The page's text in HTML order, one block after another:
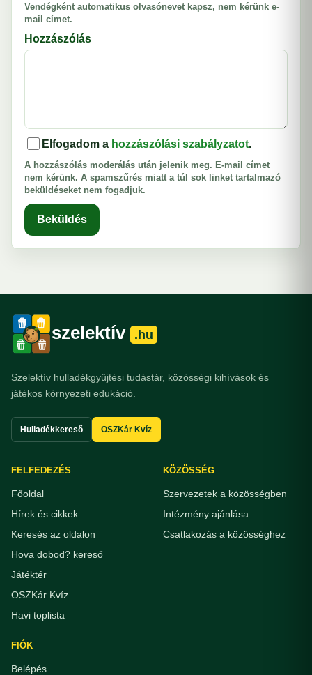
Vendégként automatikus olvasónevet kapsz, nem kérünk e-
mail címet.
Hozzászólás
Elfogadom a hozzászólási szabályzatot.
A hozzászólás moderálás után jelenik meg. E-mail címet
nem kérünk. A spamszűrés miatt a túl sok linket tartalmazó
beküldéseket nem fogadjuk.
Beküldés
szelektív .hu
Szelektív hulladékgyűjtési tudástár, közösségi kihívások és
játékos környezeti edukáció.
Hulladékkereső OSZKár Kvíz
FELFEDEZÉS
Főoldal
Hírek és cikkek
Keresés az oldalon
Hova dobod? kereső
Játéktér
OSZKár Kvíz
Havi toplista
KÖZÖSSÉG
Szervezetek a közösségben
Intézmény ajánlása
Csatlakozás a közösséghez
FIÓK
Belépés